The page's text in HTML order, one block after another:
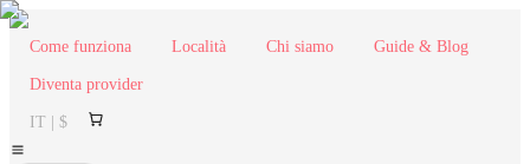
Come funziona Località Chi siamo Guide & Blog
Diventa provider
IT | $